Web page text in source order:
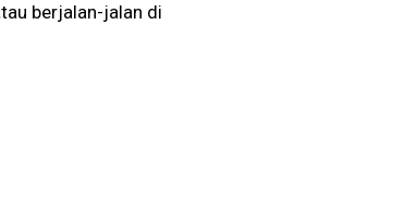
berjalan-jalan di